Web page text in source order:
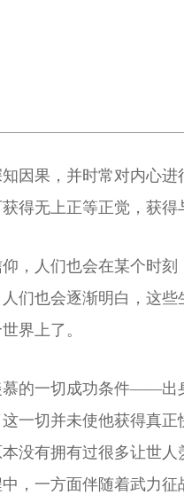
因果，并时常对内心
得无上正等正觉，获得
，人们也会在某个时
们也会逐渐明白，这
界上了。
的一切成功条件——出
切并未使他获得真正
没有拥有过很多让世
，一方面伴随着武力